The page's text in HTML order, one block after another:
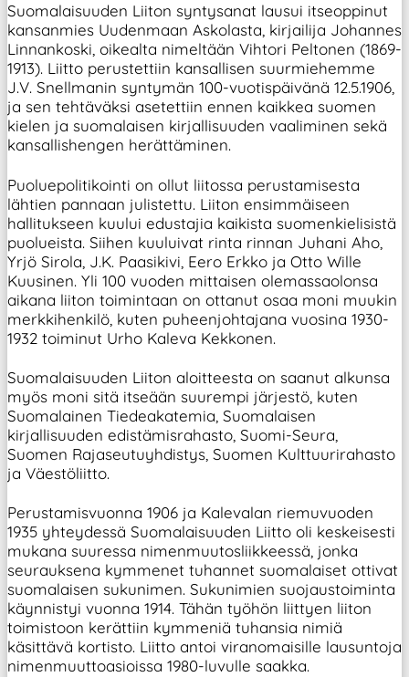
Suomalaisuuden Liiton syntysanat lausui itseoppinut
kansanmies Uudenmaan Askolasta, kirjailija Johannes
Linnankoski, oikealta nimeltään Vihtori Peltonen (1869-
1913). Liitto perustettiin kansallisen suurmiehemme
J.V. Snellmanin syntymän 100-vuotispäivänä 12.5.1906,
ja sen tehtäväksi asetettiin ennen kaikkea suomen
kielen ja suomalaisen kirjallisuuden vaaliminen sekä
kansallishengen herättäminen.
Puoluepolitikointi on ollut liitossa perustamisesta
lähtien pannaan julistettu. Liiton ensimmäiseen
hallitukseen kuului edustajia kaikista suomenkielisistä
puolueista. Siihen kuuluivat rinta rinnan Juhani Aho,
Yrjö Sirola, J.K. Paasikivi, Eero Erkko ja Otto Wille
Kuusinen. Yli 100 vuoden mittaisen olemassaolonsa
aikana liiton toimintaan on ottanut osaa moni muukin
merkkihenkilö, kuten puheenjohtajana vuosina 1930-
1932 toiminut Urho Kaleva Kekkonen.
Suomalaisuuden Liiton aloitteesta on saanut alkunsa
myös moni sitä itseään suurempi järjestö, kuten
Suomalainen Tiedeakatemia, Suomalaisen
kirjallisuuden edistämisrahasto, Suomi-Seura,
Suomen Rajaseutuyhdistys, Suomen Kulttuurirahasto
ja Väestöliitto.
Perustamisvuonna 1906 ja Kalevalan riemuvuoden
1935 yhteydessä Suomalaisuuden Liitto oli keskeisesti
mukana suuressa nimenmuutosliikkeessä, jonka
seurauksena kymmenet tuhannet suomalaiset ottivat
suomalaisen sukunimen. Sukunimien suojaustoiminta
käynnistyi vuonna 1914. Tähän työhön liittyen liiton
toimistoon kerättiin kymmeniä tuhansia nimiä
käsittävä kortisto. Liitto antoi viranomaisille lausuntoja
nimenmuuttoasioissa 1980-luvulle saakka.